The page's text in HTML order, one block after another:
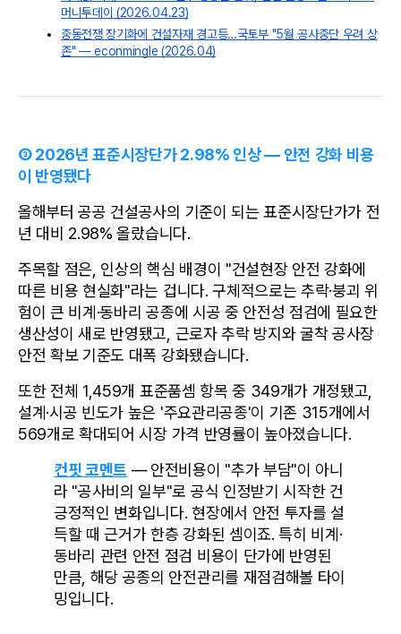
머니투데이 (2026.04.23)
중동전쟁 장기화에 건설자재 경고등…국토부 "5월 공사중단 우려 상
존" — econmingle (2026.04)
③ 2026년 표준시장단가 2.98% 인상 — 안전 강화 비용
이 반영됐다
올해부터 공공 건설공사의 기준이 되는 표준시장단가가 전
년 대비 2.98% 올랐습니다.
주목할 점은, 인상의 핵심 배경이 "건설현장 안전 강화에
따른 비용 현실화"라는 겁니다. 구체적으로는 추락·붕괴 위
험이 큰 비계·동바리 공종에 시공 중 안전성 점검에 필요한
생산성이 새로 반영됐고, 근로자 추락 방지와 굴착 공사장
안전 확보 기준도 대폭 강화됐습니다.
또한 전체 1,459개 표준품셈 항목 중 349개가 개정됐고,
설계·시공 빈도가 높은 '주요관리공종'이 기존 315개에서
569개로 확대되어 시장 가격 반영률이 높아졌습니다.
컨핏 코멘트 — 안전비용이 "추가 부담"이 아니
라 "공사비의 일부"로 공식 인정받기 시작한 건
긍정적인 변화입니다. 현장에서 안전 투자를 설
득할 때 근거가 한층 강화된 셈이죠. 특히 비계·
동바리 관련 안전 점검 비용이 단가에 반영된
만큼, 해당 공종의 안전관리를 재점검해볼 타이
밍입니다.